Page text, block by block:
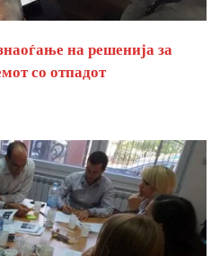
на решенија за
со отпадот